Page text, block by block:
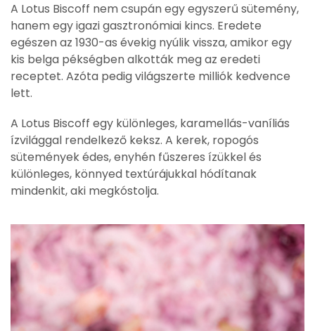
A Lotus Biscoff nem csupán egy egyszerű sütemény,
hanem egy igazi gasztronómiai kincs. Eredete
egészen az 1930-as évekig nyúlik vissza, amikor egy
kis belga pékségben alkották meg az eredeti
receptet. Azóta pedig világszerte milliók kedvence
lett.
A Lotus Biscoff egy különleges, karamellás-vaníliás
ízvilággal rendelkező keksz. A kerek, ropogós
sütemények édes, enyhén fűszeres ízükkel és
különleges, könnyed textúrájukkal hódítanak
mindenkit, aki megkóstolja.